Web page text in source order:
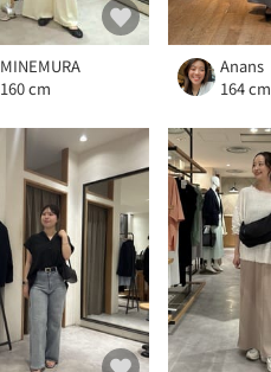
MINEMURA
160 cm
Anans
164 cm